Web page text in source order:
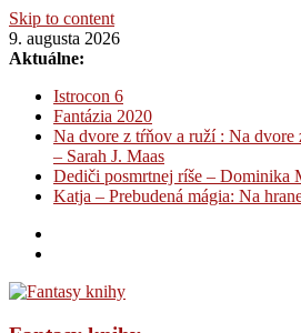
Skip to content
9. augusta 2026
Aktuálne:
Istrocon 6
Fantázia 2020
Na dvore z tŕňov a ruží : Na dvore
– Sarah J. Maas
Dediči posmrtnej ríše – Dominika
Katja – Prebudená mágia: Na